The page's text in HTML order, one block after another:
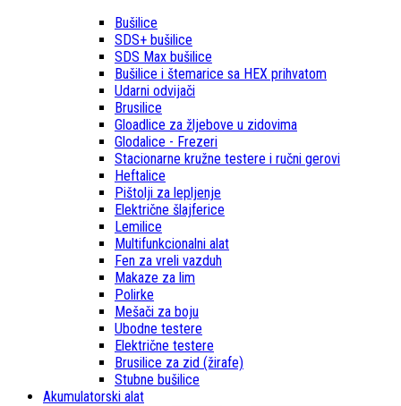
Bušilice
SDS+ bušilice
SDS Max bušilice
Bušilice i štemarice sa HEX prihvatom
Udarni odvijači
Brusilice
Gloadlice za žljebove u zidovima
Glodalice - Frezeri
Stacionarne kružne testere i ručni gerovi
Heftalice
Pištolji za lepljenje
Električne šlajferice
Lemilice
Multifunkcionalni alat
Fen za vreli vazduh
Makaze za lim
Polirke
Mešači za boju
Ubodne testere
Električne testere
Brusilice za zid (žirafe)
Stubne bušilice
Akumulatorski alat